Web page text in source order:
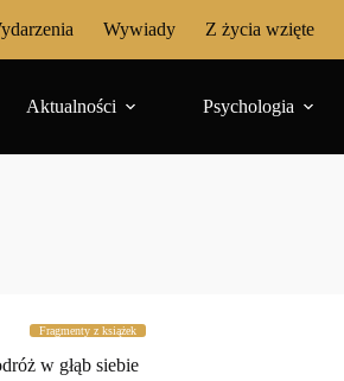
Wywiady Z życia wzięte
Aktualności Psychologia
Fragmenty z książek
w głąb siebie